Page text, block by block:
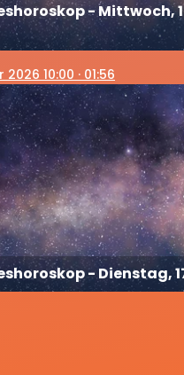
- Mittwoch,
2026 10:00 · 01:56
- Dienstag,